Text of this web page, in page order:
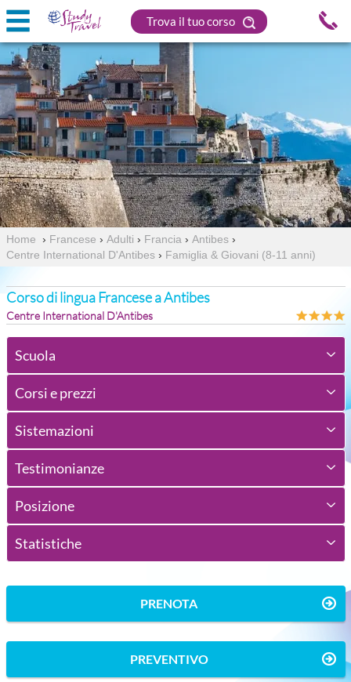
Trova il tuo corso
Home › Francese › Adulti › Francia › Antibes ›
Centre International D'Antibes › Famiglia & Giovani (8-11 anni)
Corso di lingua Francese a Antibes
Centre International D'Antibes
Scuola
Corsi e prezzi
Sistemazioni
Testimonianze
Posizione
Statistiche
PRENOTA
PREVENTIVO